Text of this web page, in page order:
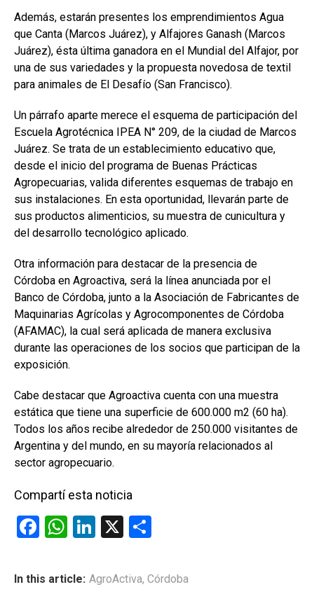
Además, estarán presentes los emprendimientos Agua
que Canta (Marcos Juárez), y Alfajores Ganash (Marcos
Juárez), ésta última ganadora en el Mundial del Alfajor, por
una de sus variedades y la propuesta novedosa de textil
para animales de El Desafío (San Francisco).
Un párrafo aparte merece el esquema de participación del
Escuela Agrotécnica IPEA N° 209, de la ciudad de Marcos
Juárez. Se trata de un establecimiento educativo que,
desde el inicio del programa de Buenas Prácticas
Agropecuarias, valida diferentes esquemas de trabajo en
sus instalaciones. En esta oportunidad, llevarán parte de
sus productos alimenticios, su muestra de cunicultura y
del desarrollo tecnológico aplicado.
Otra información para destacar de la presencia de
Córdoba en Agroactiva, será la línea anunciada por el
Banco de Córdoba, junto a la Asociación de Fabricantes de
Maquinarias Agrícolas y Agrocomponentes de Córdoba
(AFAMAC), la cual será aplicada de manera exclusiva
durante las operaciones de los socios que participan de la
exposición.
Cabe destacar que Agroactiva cuenta con una muestra
estática que tiene una superficie de 600.000 m2 (60 ha).
Todos los años recibe alrededor de 250.000 visitantes de
Argentina y del mundo, en su mayoría relacionados al
sector agropecuario.
Compartí esta noticia
F
ce
W
at
Li
ke
dI
X
m
In this article: AgroActiva, Córdoba